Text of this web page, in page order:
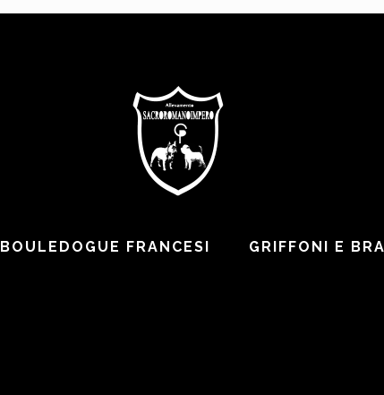
BOULEDOGUE FRANCESI GRIFFONI E